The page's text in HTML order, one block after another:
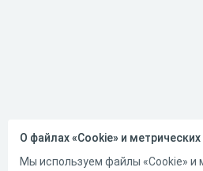
О файлах «Cookie» и
Мы используем файлы «Cookie» и